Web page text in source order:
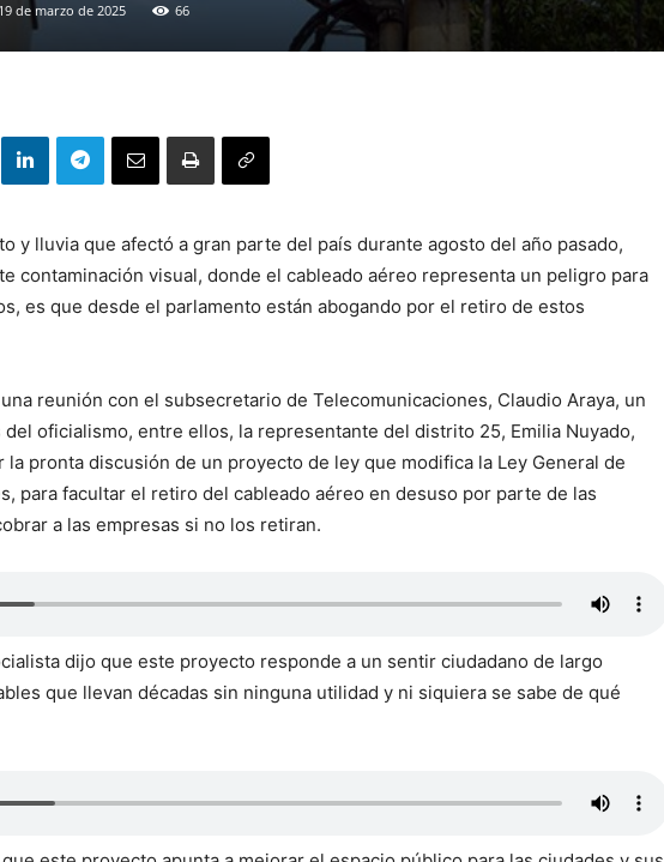
19 de marzo de 2025 66
y lluvia que afectó a gran parte del país durante agosto del año pasado,
contaminación visual, donde el cableado aéreo representa un peligro para
es que desde el parlamento están abogando por el retiro de estos
reunión con el subsecretario de Telecomunicaciones, Claudio Araya, un
oficialismo, entre ellos, la representante del distrito 25, Emilia Nuyado,
la pronta discusión de un proyecto de ley que modifica la Ley General de
para facultar el retiro del cableado aéreo en desuso por parte de las
a las empresas si no los retiran.
dijo que este proyecto responde a un sentir ciudadano de largo
que llevan décadas sin ninguna utilidad y ni siquiera se sabe de qué